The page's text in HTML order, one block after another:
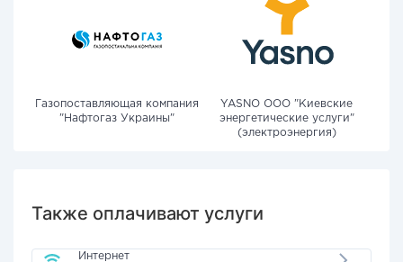
Газопоставляющая компания
"Нафтогаз Украины"
YASNO OOO "Киевские
энергетические услуги"
(электроэнергия)
Также оплачивают услуги
Интернет